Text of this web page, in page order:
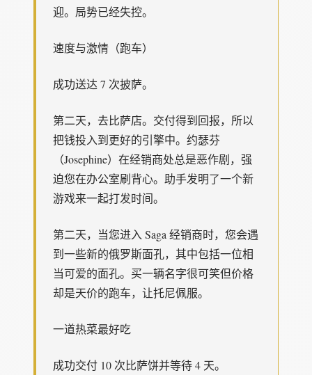
迎。局势已经失控。
速度与激情（跑车）
成功送达 7 次披萨。
第二天，去比萨店。交付得到回报，所以
把钱投入到更好的引擎中。约瑟芬
（Josephine）在经销商处总是恶作剧，强
迫您在办公室刷背心。助手发明了一个新
游戏来一起打发时间。
第二天，当您进入 Saga 经销商时，您会遇
到一些新的俄罗斯面孔，其中包括一位相
当可爱的面孔。买一辆名字很可笑但价格
却是天价的跑车，让托尼佩服。
一道热菜最好吃
成功交付 10 次比萨饼并等待 4 天。